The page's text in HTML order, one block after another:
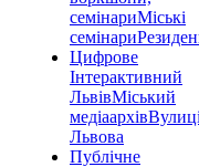
семінариМіські
семінари
Цифрове
Інтерактивний
ЛьвівМіський
медіаархівВулиці
Львова
Публічне